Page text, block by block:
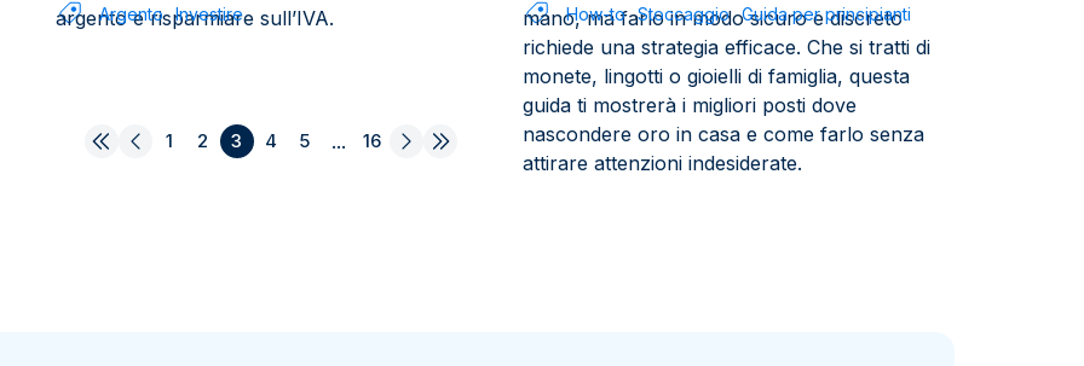
argento e risparmiare sull’IVA.
Argento Investire
mano, ma farlo in modo sicuro e discreto
richiede una strategia efficace. Che si tratti di
monete, lingotti o gioielli di famiglia, questa
guida ti mostrerà i migliori posti dove
nascondere oro in casa e come farlo senza
attirare attenzioni indesiderate.
How-to Stoccaggio Guida per principianti
1 2 3 4 5 ... 16